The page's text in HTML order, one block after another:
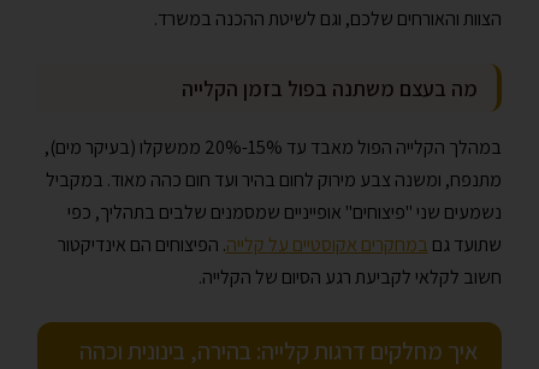
הצוות והאורחים שלכם, וגם לשיטת ההכנה במשרד.
מה בעצם משתנה בפול בזמן הקלייה
במהלך הקלייה הפול מאבד עד 15%-20% ממשקלו (בעיקר מים),
מתנפח, ומשנה צבע מירוק לחום בהיר ועד חום כהה מאוד. במקביל
נשמעים שני "פיצוחים" אופייניים שמסמנים שלבים בתהליך, כפי
שתועד גם במחקרים אקוסטיים על קלייה. הפיצוחים הם אינדיקטור
חשוב לקלאי לקביעת רגע הסיום של הקלייה.
איך מחלקים דרגות קלייה: בהירה, בינונית וכהה